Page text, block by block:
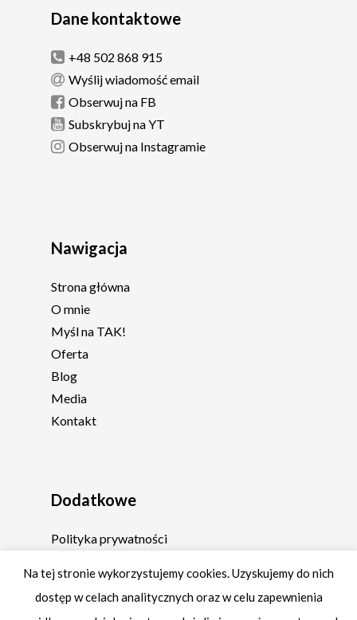
Dane kontaktowe
+48 502 868 915
Wyślij wiadomość email
Obserwuj na FB
Subskrybuj na YT
Obserwuj na Instagramie
Nawigacja
Strona główna
O mnie
Myśl na TAK!
Oferta
Blog
Media
Kontakt
Dodatkowe
Polityka prywatności
Na tej stronie wykorzystujemy cookies. Uzyskujemy do nich
dostęp w celach analitycznych oraz w celu zapewnienia